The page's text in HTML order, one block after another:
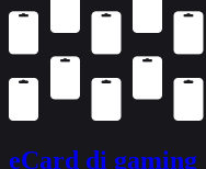
eCard di gaming